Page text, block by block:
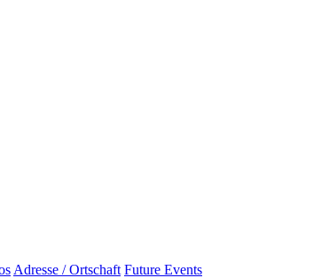
Adresse / Ortschaft Future Events